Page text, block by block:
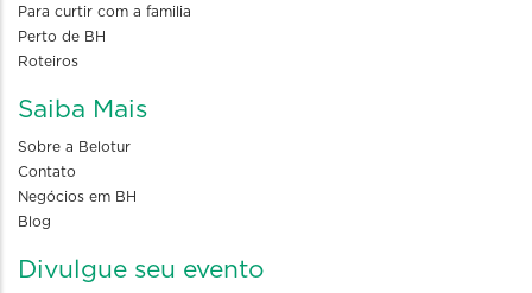
Para curtir com a familia
Perto de BH
Roteiros
Saiba Mais
Sobre a Belotur
Contato
Negócios em BH
Blog
Divulgue seu evento